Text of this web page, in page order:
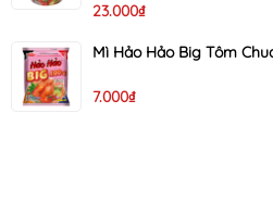
23.000₫
Mì Hảo Hảo Big Tôm
7.000₫